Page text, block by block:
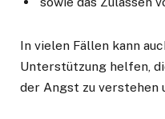
In vielen Fällen kann
Unterstützung helfen,
der Angst zu verstehen